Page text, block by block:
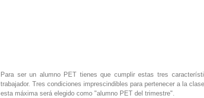
Para ser un alumno PET tienes que cumplir estas tres
trabajador. Tres condiciones imprescindibles para pertenecer a la
esta máxima será elegido como "alumno PET del trimestre".